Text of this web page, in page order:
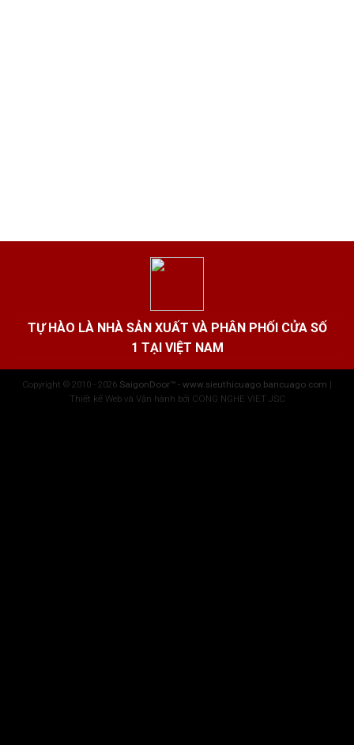
TỰ HÀO LÀ NHÀ SẢN XUẤT VÀ PHÂN PHỐI CỬA SỐ
1 TẠI VIỆT NAM
Copyright © 2010 - 2026 SaigonDoor™ - www.sieuthicuago.bancuago.com |
Thiết kế Web và Vận hành bởi CONG NGHE VIET JSC